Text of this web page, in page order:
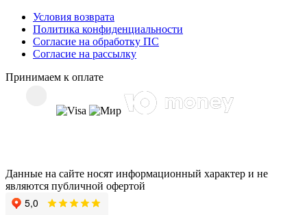
Условия возврата
Политика конфиденциальности
Согласие на обработку ПС
Согласие на рассылку
Принимаем к оплате
Данные на сайте носят информационный характер и не
являются публичной офертой